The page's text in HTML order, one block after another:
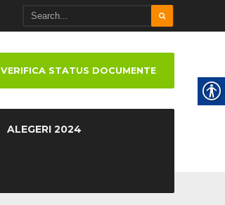
ALEGERI 2024
VERIFICA STATUS DOCUMENTE